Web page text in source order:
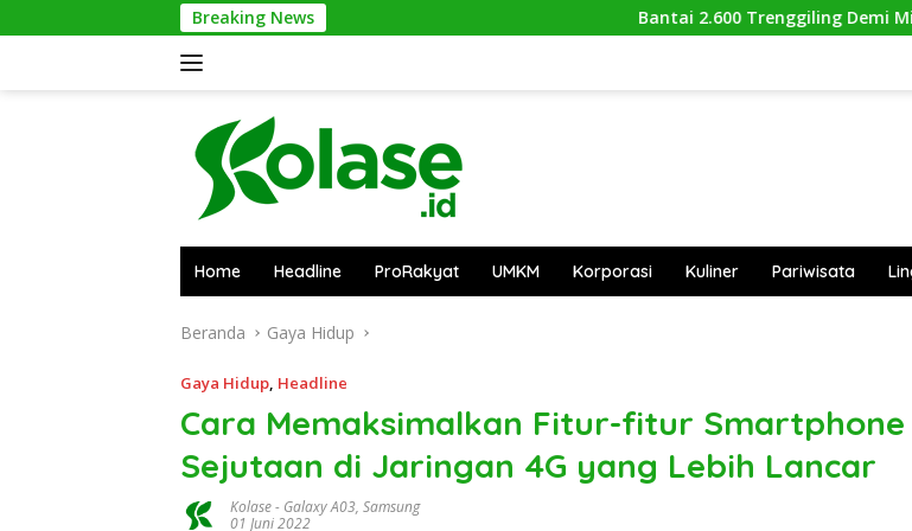
ke
Breaking News Bantai 2.600 Trenggiling Demi Mitos Sesat, Polisi
Home Headline ProRakyat UMKM Korporasi Kuliner Pariwisata
Beranda Gaya Hidup
Gaya Hidup, Headline
Cara Memaksimalkan Fitur-fitur Smartphone
Sejutaan di Jaringan 4G yang Lebih Lancar
Kolase- Galaxy A03, Samsung
01 Juni 2022